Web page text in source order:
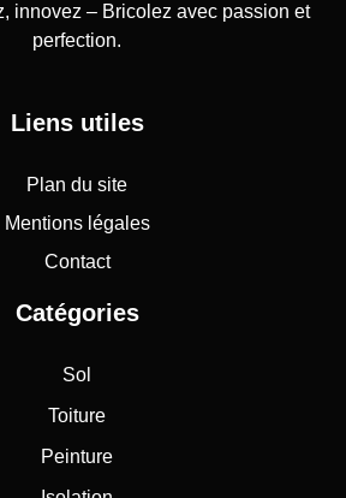
innovez – Bricolez avec passion et
perfection.
Liens utiles
Plan du site
Mentions légales
Contact
Catégories
Sol
Toiture
Peinture